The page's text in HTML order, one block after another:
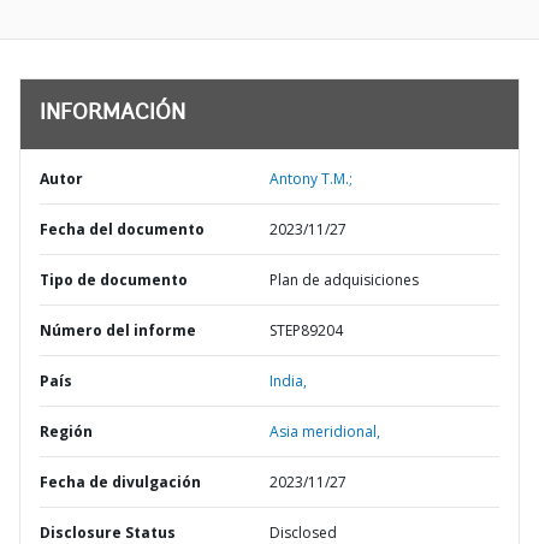
INFORMACIÓN
Autor Antony T.M.;
Fecha del documento 2023/11/27
Tipo de documento Plan de adquisiciones
Número del informe STEP89204
País India,
Región Asia meridional,
Fecha de divulgación 2023/11/27
Disclosure Status Disclosed